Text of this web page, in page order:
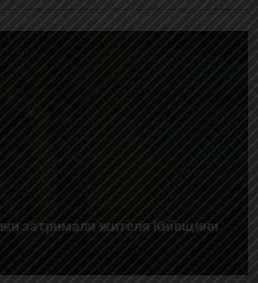
затримали жителя Київщини